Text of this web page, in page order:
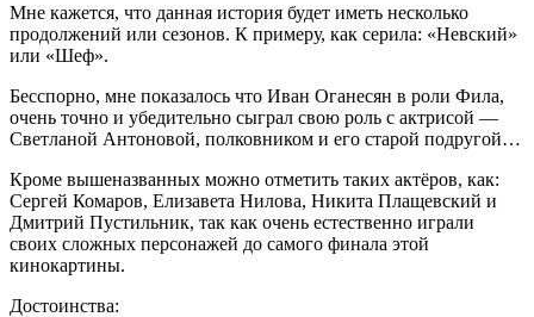
Мне кажется, что данная история будет иметь несколько
продолжений или сезонов. К примеру, как серила: «Невский»
или «Шеф».
Бесспорно, мне показалось что Иван Оганесян в роли Фила,
очень точно и убедительно сыграл свою роль с актрисой —
Светланой Антоновой, полковником и его старой подругой…
Кроме вышеназванных можно отметить таких актёров, как:
Сергей Комаров, Елизавета Нилова, Никита Плащевский и
Дмитрий Пустильник, так как очень естественно играли
своих сложных персонажей до самого финала этой
кинокартины.
Достоинства: